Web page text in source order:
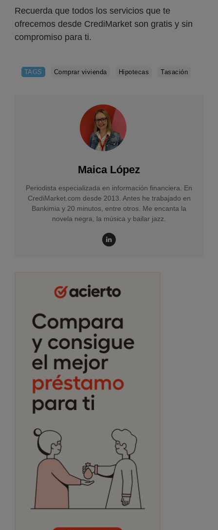
Recuerda que todos los servicios que te
ofrecemos desde CrediMarket son gratis y sin
compromiso para ti.
TAGS Comprar vivienda Hipotecas Tasación
Maica López
Periodista especializada en información financiera. En
CrediMarket.com desde 2013. Antes he trabajado en
Bankimia y 20 minutos, entre otros. Me encanta la
novela negra, la música y bailar jazz.